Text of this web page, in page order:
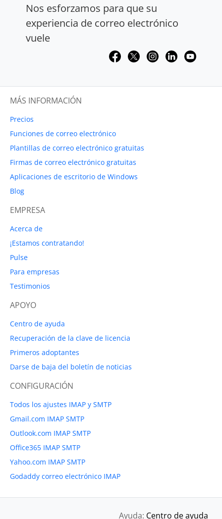
Nos esforzamos para que su
experiencia de correo electrónico
vuele
MÁS INFORMACIÓN
Precios
Funciones de correo electrónico
Plantillas de correo electrónico gratuitas
Firmas de correo electrónico gratuitas
Aplicaciones de escritorio de Windows
Blog
EMPRESA
Acerca de
¡Estamos contratando!
Pulse
Para empresas
Testimonios
APOYO
Centro de ayuda
Recuperación de la clave de licencia
Primeros adoptantes
Darse de baja del boletín de noticias
CONFIGURACIÓN
Todos los ajustes IMAP y SMTP
Gmail.com IMAP SMTP
Outlook.com IMAP SMTP
Office365 IMAP SMTP
Yahoo.com IMAP SMTP
Godaddy correo electrónico IMAP
Ayuda: Centro de ayuda